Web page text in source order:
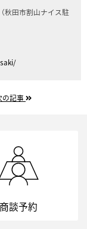
秋田市割山ナイス駐
の記事
商談予約